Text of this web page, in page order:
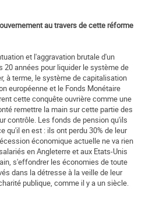
au travers de cette réforme
et l'aggravation brutale d'un
20 années pour liquider le système de
à terme, le système de capitalisation
européenne et le Fonds Monétaire
cette conquête ouvrière comme une
remettre la main sur cette partie des
contrôle. Les fonds de pension qu'ils
qu'il en est : ils ont perdu 30% de leur
économique actuelle ne va rien
en Angleterre et aux Etats-Unis
s'effondrer les économies de toute
dans la détresse à la veille de leur
publique, comme il y a un siècle.